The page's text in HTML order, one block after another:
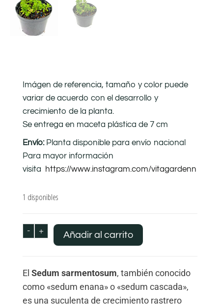
Imágen de referencia, tamaño y color puede
variar de acuerdo con el desarrollo y
crecimiento de la planta.
Se entrega en maceta plástica de 7 cm
Envío: Planta disponible para envío nacional
Para mayor información
visita
https://www.instagram.com/vitagardenn
1 disponibles
- + Añadir al carrito
El Sedum sarmentosum, también conocido
como «sedum enana» o «sedum cascada»,
es una suculenta de crecimiento rastrero